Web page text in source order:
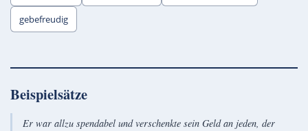
gebefreudig
Beispielsätze
Er war allzu spendabel und verschenkte sein Geld an jeden, der